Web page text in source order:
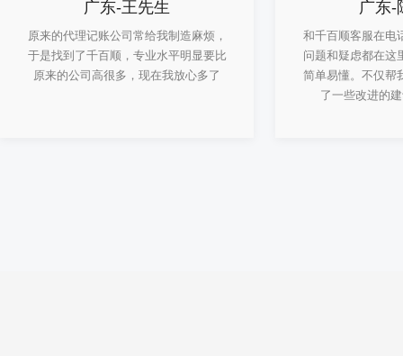
广东-王先生
原来的代理记账公司常给我制造麻烦，
于是找到了千百顺，专业水平明显要比
原来的公司高很多，现在我放心多了
广东-
和千百顺客服在电
问题和疑虑都在这
简单易懂。不仅帮
了一些改进的